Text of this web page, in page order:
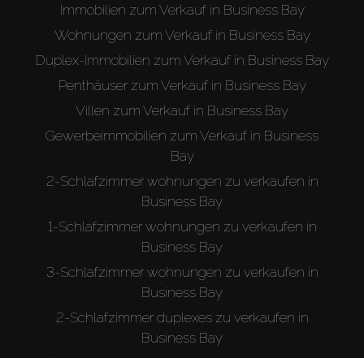
Immobilien zum Verkauf in Business Bay
Wohnungen zum Verkauf in Business Bay
Duplex-Immobilien zum Verkauf in Business Bay
Penthäuser zum Verkauf in Business Bay
Villen zum Verkauf in Business Bay
Gewerbeimmobilien zum Verkauf in Business
Bay
2-Schlafzimmer wohnungen zu verkaufen in
Business Bay
1-Schlafzimmer wohnungen zu verkaufen in
Business Bay
3-Schlafzimmer wohnungen zu verkaufen in
Business Bay
2-Schlafzimmer duplexes zu verkaufen in
Business Bay